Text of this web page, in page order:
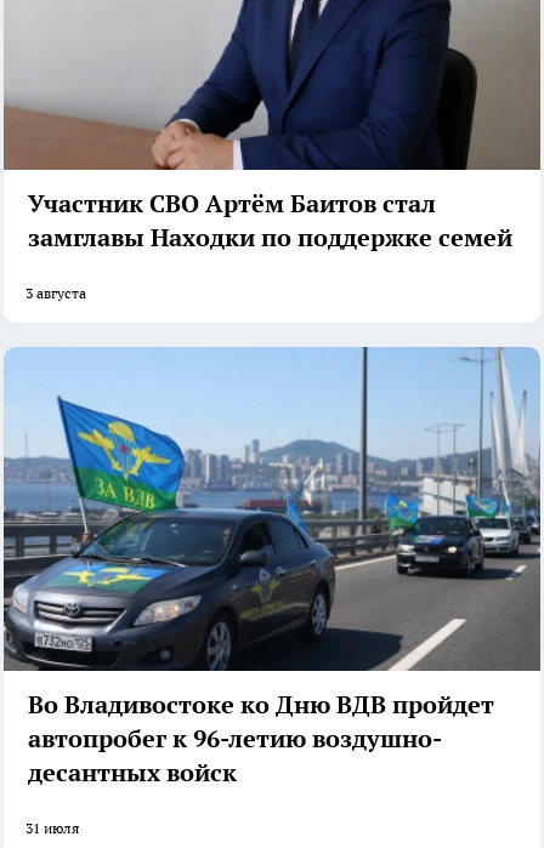
Участник СВО Артём Баитов стал
замглавы Находки по поддержке семей
3 августа
Во Владивостоке ко Дню ВДВ пройдет
автопробег к 96-летию воздушно-
десантных войск
31 июля